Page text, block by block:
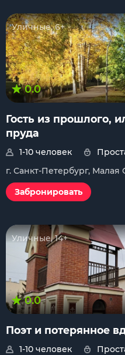
Уличные, 6+
0.0
Гость из прошлого,
пруда
1-10 человек
г. Санкт-Петербург,
Забронировать
Уличные, 14+
0.0
Поэт и потерянное
1-10 человек